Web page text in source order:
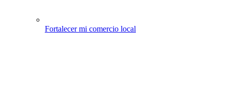
Fortalecer mi comercio local